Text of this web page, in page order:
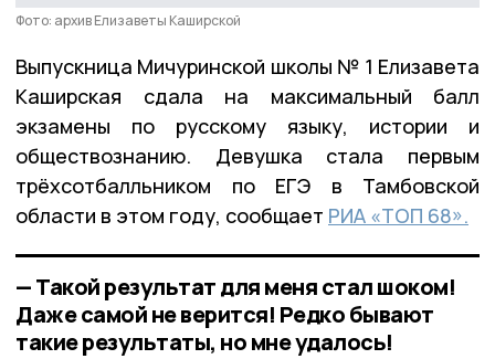
Фото: архив Елизаветы Каширской
Выпускница Мичуринской школы № 1 Елизавета
Каширская сдала на максимальный балл
экзамены по русскому языку, истории и
обществознанию. Девушка стала первым
трёхсотбалльником по ЕГЭ в Тамбовской
области в этом году, сообщает РИА «ТОП 68».
— Такой результат для меня стал шоком!
Даже самой не верится! Редко бывают
такие результаты, но мне удалось!